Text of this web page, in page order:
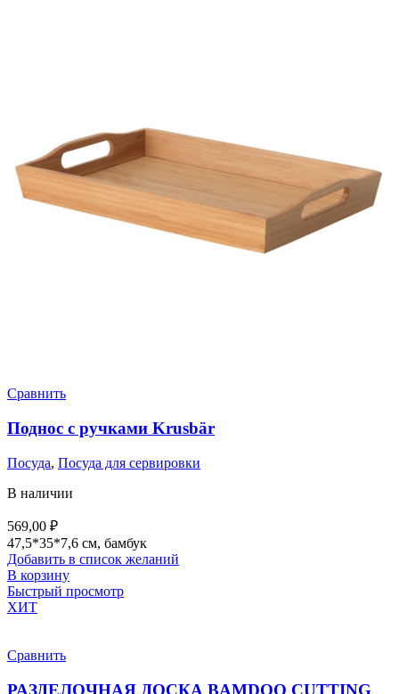
Сравнить
Поднос с ручками Krusbär
Посуда, Посуда для сервировки
В наличии
569,00 ₽
47,5*35*7,6 см, бамбук
Добавить в список желаний
В корзину
Быстрый просмотр
ХИТ
Сравнить
РАЗДЕЛОЧНАЯ ДОСКА BAMDOO CUTTING